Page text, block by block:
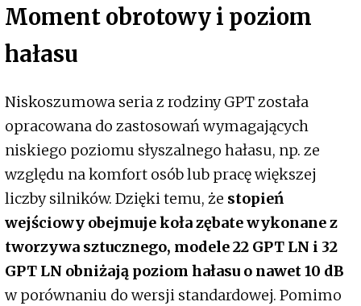
Moment obrotowy i poziom
hałasu
Niskoszumowa seria z rodziny GPT została
opracowana do zastosowań wymagających
niskiego poziomu słyszalnego hałasu, np. ze
względu na komfort osób lub pracę większej
liczby silników. Dzięki temu, że stopień
wejściowy obejmuje koła zębate wykonane z
tworzywa sztucznego, modele 22 GPT LN i 32
GPT LN obniżają poziom hałasu o nawet 10 dB
w porównaniu do wersji standardowej. Pomimo